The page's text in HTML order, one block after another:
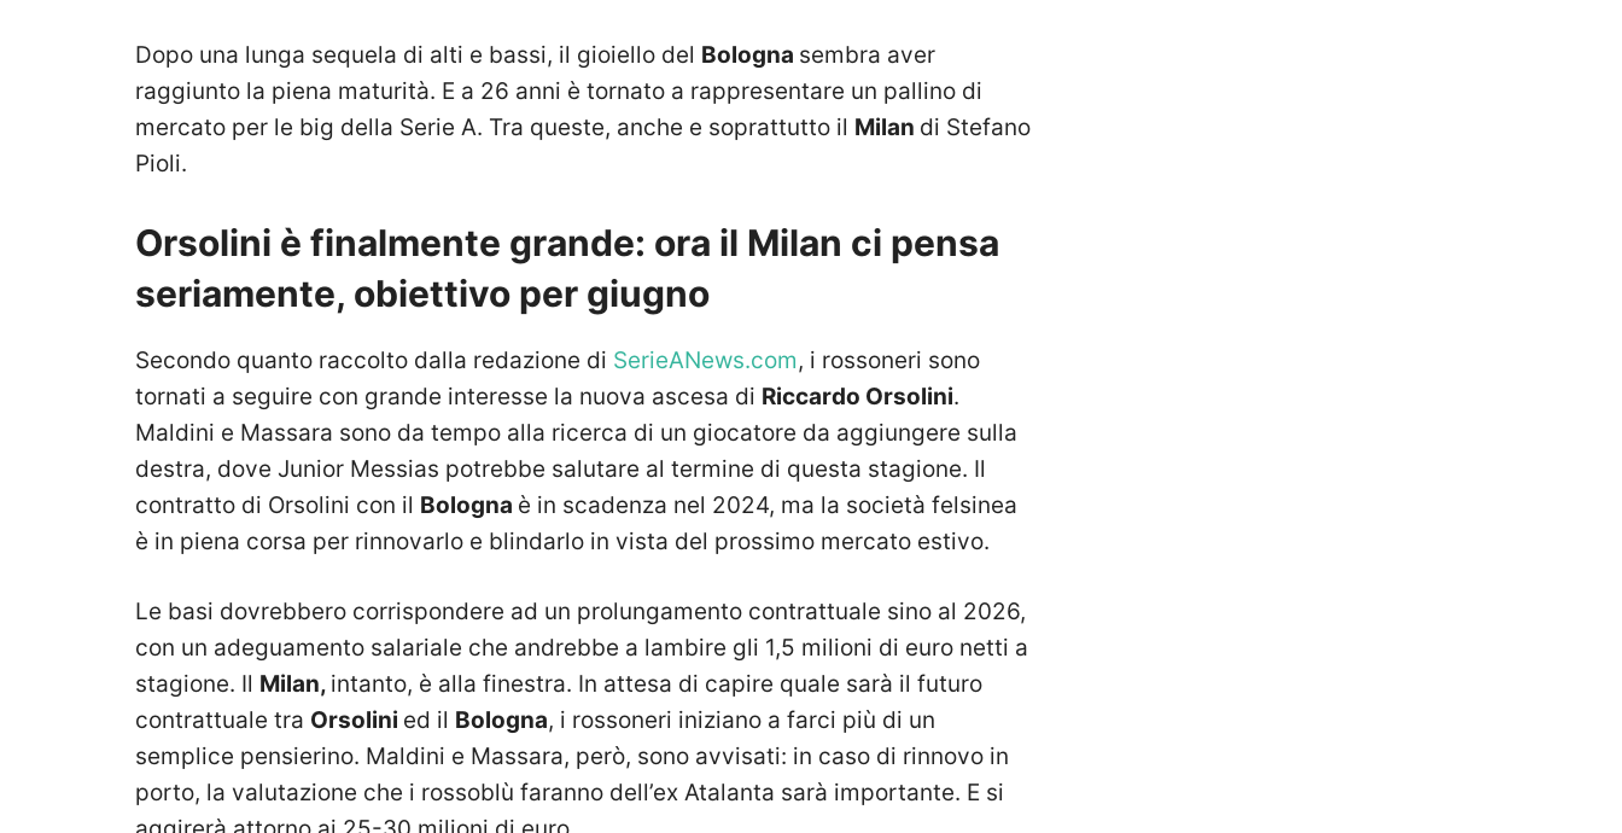
Dopo una lunga sequela di alti e bassi, il gioiello del Bologna sembra aver
raggiunto la piena maturità. E a 26 anni è tornato a rappresentare un pallino di
mercato per le big della Serie A. Tra queste, anche e soprattutto il Milan di Stefano
Pioli.
Orsolini è finalmente grande: ora il Milan ci pensa
seriamente, obiettivo per giugno
Secondo quanto raccolto dalla redazione di SerieANews.com, i rossoneri sono
tornati a seguire con grande interesse la nuova ascesa di Riccardo Orsolini.
Maldini e Massara sono da tempo alla ricerca di un giocatore da aggiungere sulla
destra, dove Junior Messias potrebbe salutare al termine di questa stagione. Il
contratto di Orsolini con il Bologna è in scadenza nel 2024, ma la società felsinea
è in piena corsa per rinnovarlo e blindarlo in vista del prossimo mercato estivo.
Le basi dovrebbero corrispondere ad un prolungamento contrattuale sino al 2026,
con un adeguamento salariale che andrebbe a lambire gli 1,5 milioni di euro netti a
stagione. Il Milan, intanto, è alla finestra. In attesa di capire quale sarà il futuro
contrattuale tra Orsolini ed il Bologna, i rossoneri iniziano a farci più di un
semplice pensierino. Maldini e Massara, però, sono avvisati: in caso di rinnovo in
porto, la valutazione che i rossoblù faranno dell’ex Atalanta sarà importante. E si